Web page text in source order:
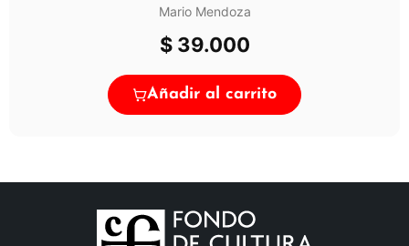
Mario Mendoza
$39.000
Añadir al carrito